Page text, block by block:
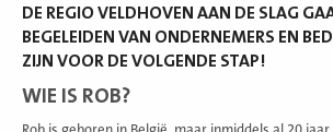
DE REGIO VELDHOVEN AAN DE SLAG
BEGELEIDEN VAN ONDERNEMERS EN
ZIJN VOOR DE VOLGENDE STAP!
WIE IS ROB?